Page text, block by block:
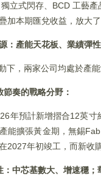
立式閃存、BCD 工藝
加本期匯兌收益，放大了
：產能天花板、業績彈
下，兩家公司均處於產
節奏的戰略分野：
年預計新增摺合12英
能擴張黃金期，無錫
2027年初竣工，而新收
：中芯基數大、增速穩；